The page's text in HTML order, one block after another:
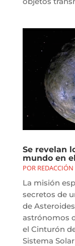
Se revelan
mundo en
POR
La misión
secretos de
de
astrónomos
el Cinturón
Sistema